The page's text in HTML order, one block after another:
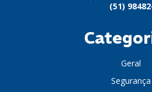
(51)
Geral
Segurança